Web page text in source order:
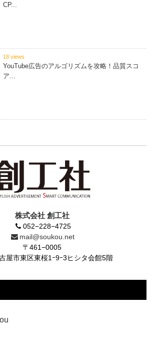
CP...
18 views
YouTube広告のアルゴリズムを攻略！品質スコ
ア...
株式会社 創工社
052−228−4725
mail@soukou.net
〒461−0005
屋市東区東桜1ｰ9ｰ3ヒシタ会館5階